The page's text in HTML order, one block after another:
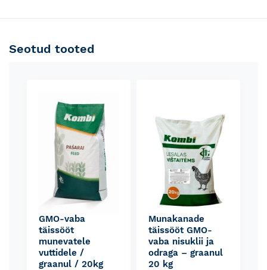
Seotud tooted
GMO-vaba
täissööt
munevatele
vuttidele /
graanul / 20kg
Munakanade
täissööt GMO-
vaba nisuklii ja
odraga – graanul
20 kg